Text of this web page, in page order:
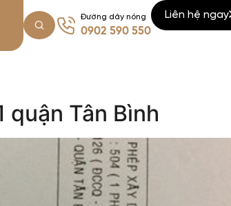
Đường dây nóng
0902 590 550
Liên hệ ngay
Tân Bình